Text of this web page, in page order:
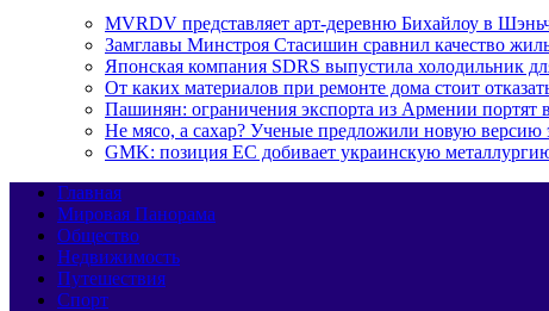
MVRDV представляет арт-деревню Бихайлоу в
Замглавы Минстроя Стасишин сравнил качество
Японская компания SDRS выпустила холодильник
От каких материалов при ремонте дома стоит
Пашинян: ограничения экспорта из Армении портят
Не мясо, а сахар? Ученые предложили новую версию
GMK: позиция ЕС добивает украинскую
Главная
Мировая Панорама
Общество
Недвижимость
Путешествия
Спорт